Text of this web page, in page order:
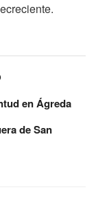
en Ágreda
de San